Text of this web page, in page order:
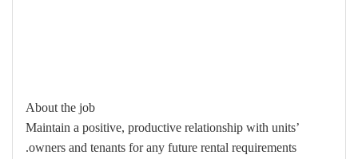
About the job
Maintain a positive, productive relationship with units’
owners and tenants for any future rental requirements.